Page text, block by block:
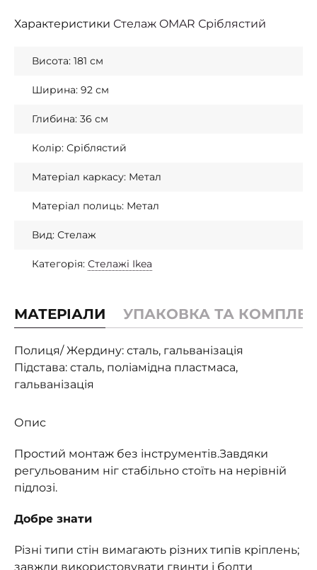
Характеристики Стелаж OMAR Сріблястий
Висота: 181 см
Ширина: 92 см
Глибина: 36 см
Колір: Сріблястий
Матеріал каркасу: Метал
Матеріал полиць: Метал
Вид: Стелаж
Категорія: Стелажі Ikea
МАТЕРІАЛИ УПАКОВКА ТА
Полиця/ Жердину: сталь, гальванізація
Підстава: сталь, поліамідна пластмаса,
гальванізація
Опис
Простий монтаж без інструментів.Завдяки
регульованим ніг стабільно стоїть на нерівній
підлозі.
Добре знати
Різні типи стін вимагають різних типів кріплень;
завжди використовувати гвинти і болти